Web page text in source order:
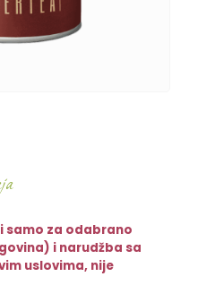
samo za odabrano
i narudžba sa
uslovima, nije